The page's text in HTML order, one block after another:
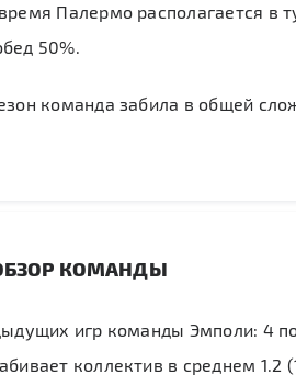
Палермо располагается в
50%.
команда забила в общей
КОМАНДЫ
игр команды Эмполи: 4
коллектив в среднем 1.2